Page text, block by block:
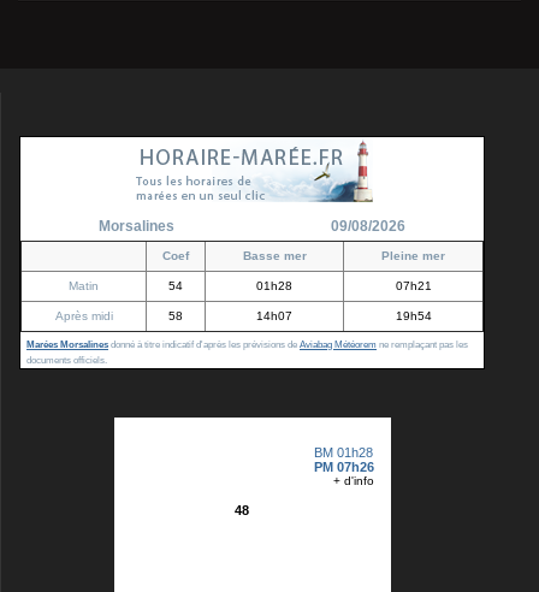
Morsalines 09/08/2026
Coef Basse mer Pleine mer
Matin 54 01h28 07h21
Après midi 58 14h07 19h54
Marées Morsalines donné à titre indicatif d'après les prévisions de Aviabag Météorem ne remplaçant pas les
documents officiels.